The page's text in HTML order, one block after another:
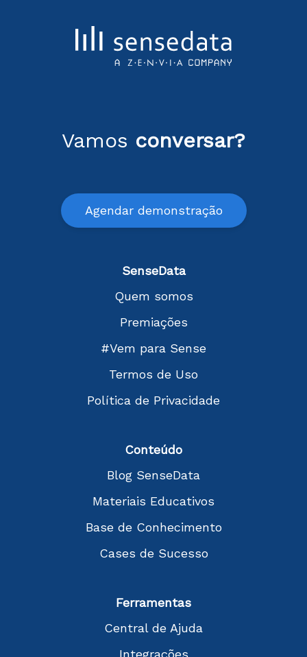
Vamos conversar?
Agendar demonstração
SenseData
Quem somos
Premiações
#Vem para Sense
Termos de Uso
Política de Privacidade
Conteúdo
Blog SenseData
Materiais Educativos
Base de Conhecimento
Cases de Sucesso
Ferramentas
Central de Ajuda
Integrações